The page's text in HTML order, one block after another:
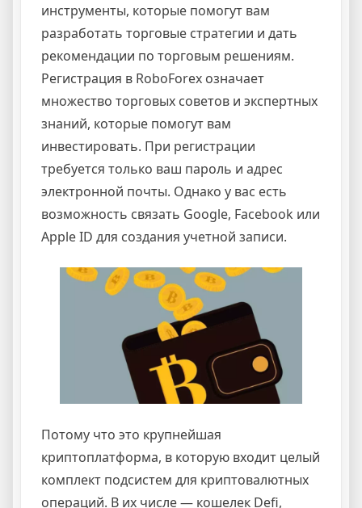
инструменты, которые помогут вам
разработать торговые стратегии и дать
рекомендации по торговым решениям.
Регистрация в RoboForex означает
множество торговых советов и экспертных
знаний, которые помогут вам
инвестировать. При регистрации
требуется только ваш пароль и адрес
электронной почты. Однако у вас есть
возможность связать Google, Facebook или
Apple ID для создания учетной записи.
Потому что это крупнейшая
криптоплатформа, в которую входит целый
комплект подсистем для криптовалютных
операций. В их числе — кошелек Defi,